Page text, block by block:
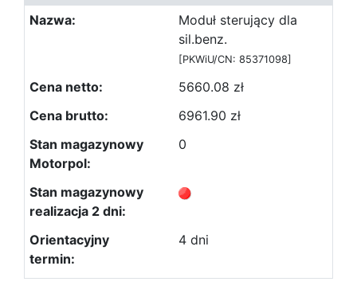
Moduł sterujący dla
sil.benz.
[PKWiU/CN: 85371098]
5660.08 zł
6961.90 zł
0
4 dni